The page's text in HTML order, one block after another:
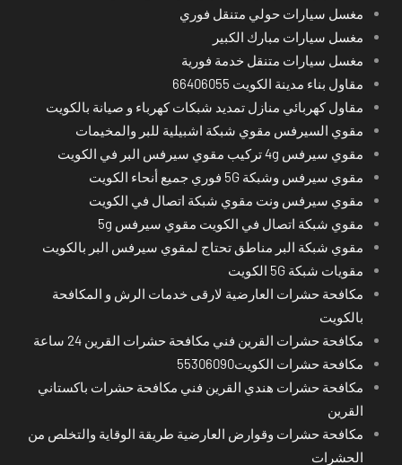
مغسل سيارات حولي متنقل فوري
مغسل سيارات مبارك الكبير
مغسل سيارات متنقل خدمة فورية
مقاول بناء مدينة الكويت 66406055
مقاول كهربائي منازل تمديد شبكات كهرباء و صيانة بالكويت
مقوي السيرفس مقوي شبكة اشبيلية للبر والمخيمات
مقوي سيرفس 4g تركيب مقوي سيرفس البر في الكويت
مقوي سيرفس وشبكة 5G فوري جميع أنحاء الكويت
مقوي سيرفس ونت مقوي شبكة اتصال في الكويت
مقوي شبكة اتصال في الكويت مقوي سيرفس 5g
مقوي شبكة البر مناطق تحتاج لمقوي سيرفس البر بالكويت
مقويات شبكة 5G الكويت
مكافحة حشرات العارضية لارقى خدمات الرش و المكافحة
بالكويت
مكافحة حشرات القرين فني مكافحة حشرات القرين 24 ساعة
مكافحة حشرات الكويت55306090
مكافحة حشرات هندي القرين فني مكافحة حشرات باكستاني
القرين
مكافحة حشرات وقوارض العارضية طريقة الوقاية والتخلص من
الحشرات